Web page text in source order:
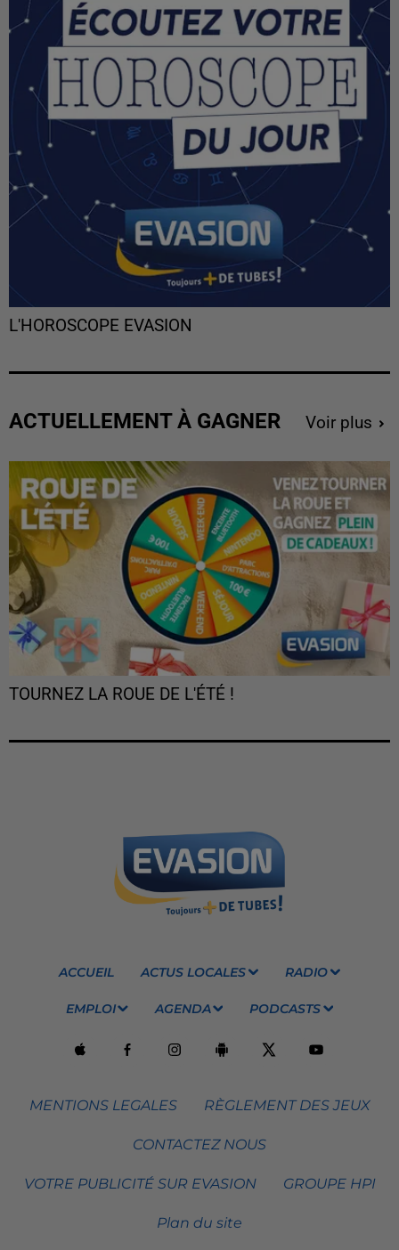
L'HOROSCOPE EVASION
ACTUELLEMENT À GAGNER Voir plus
TOURNEZ LA ROUE DE L'ÉTÉ !
ACCUEIL ACTUS LOCALES RADIO
EMPLOI AGENDA PODCASTS
MENTIONS LEGALES RÈGLEMENT DES JEUX
CONTACTEZ NOUS
VOTRE PUBLICITÉ SUR EVASION GROUPE HPI
Plan du site